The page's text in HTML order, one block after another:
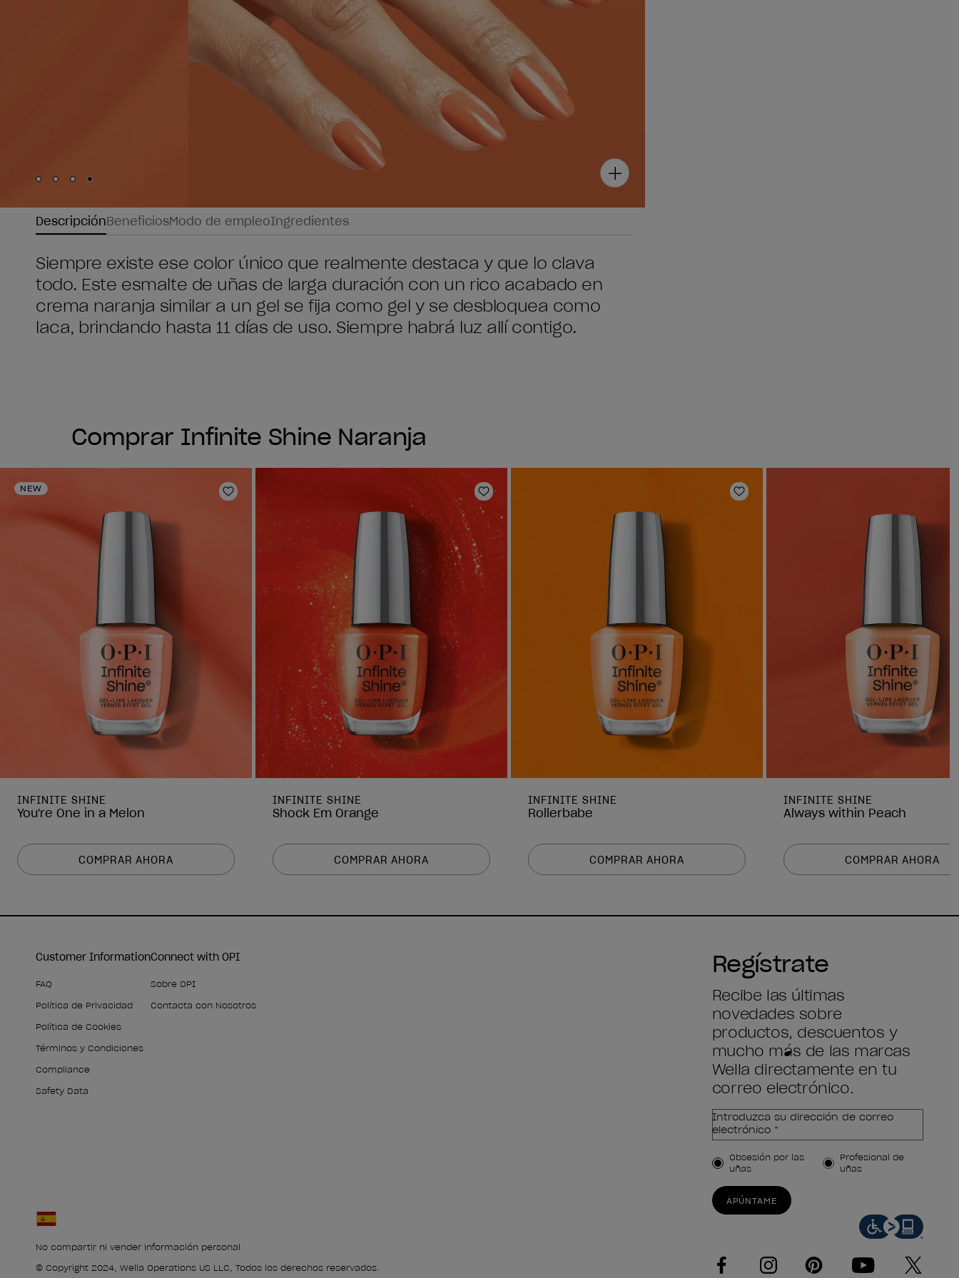
Skip to slide
Skip to slide
Skip to slide
Skip to slide
DescripciónBeneficiosModo de empleoIngredientes
Siempre existe ese color único que realmente destaca y que lo clava
todo. Este esmalte de uñas de larga duración con un rico acabado en
crema naranja similar a un gel se fija como gel y se desbloquea como
laca, brindando hasta 11 días de uso. Siempre habrá luz allí contigo.
Comprar Infinite Shine Naranja
NEW
Añadir a la lista de deseos
INFINITE SHINE
You're One in a Melon
COMPRAR AHORA
Añadir a la lista de deseos
INFINITE SHINE
Shock Em Orange
COMPRAR AHORA
Añadir a la lista de deseos
INFINITE SHINE
Rollerbabe
COMPRAR AHORA
INFINITE SHINE
Always within Peach
COMPRAR AHORA
Customer Information
FAQ
Política de Privacidad
Política de Cookies
Términos y Condiciones
Compliance
Safety Data
Connect with OPI
Sobre OPI
Contacta con Nosotros
No compartir ni vender información personal
© Copyright 2024, Wella Operations US LLC, Todos los derechos reservados.
Regístrate
Recibe las últimas
novedades sobre
productos, descuentos y
mucho más de las marcas
Wella directamente en tu
correo electrónico.
Introduzca su dirección de correo
electrónico *
Tipo de cliente
Obsesión por las
uñas
Profesional de
uñas
APÚNTAME